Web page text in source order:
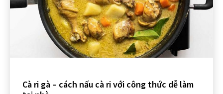
Cà ri gà – cách nấu cà ri với công thức dễ làm